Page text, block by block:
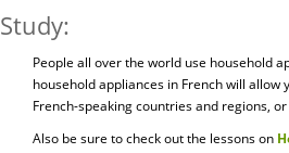
Study:
People all over the world use household
household appliances in French will
French-speaking countries and regions,
Also be sure to check out the lessons on